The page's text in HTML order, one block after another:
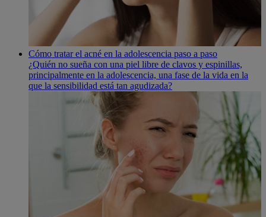
Cómo tratar el acné en la adolescencia paso a paso
¿Quién no sueña con una piel libre de clavos y espinillas,
principalmente en la adolescencia, una fase de la vida en la
que la sensibilidad está tan agudizada?